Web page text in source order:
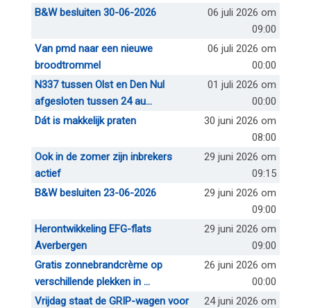
B&W besluiten 30-06-2026
06 juli 2026 om
09:00
Van pmd naar een nieuwe
broodtrommel
06 juli 2026 om
00:00
N337 tussen Olst en Den Nul
afgesloten tussen 24 au...
01 juli 2026 om
00:00
Dát is makkelijk praten
30 juni 2026 om
08:00
Ook in de zomer zijn inbrekers
actief
29 juni 2026 om
09:15
B&W besluiten 23-06-2026
29 juni 2026 om
09:00
Herontwikkeling EFG-flats
Averbergen
29 juni 2026 om
09:00
Gratis zonnebrandcrème op
verschillende plekken in ...
26 juni 2026 om
00:00
Vrijdag staat de GRIP-wagen voor
24 juni 2026 om